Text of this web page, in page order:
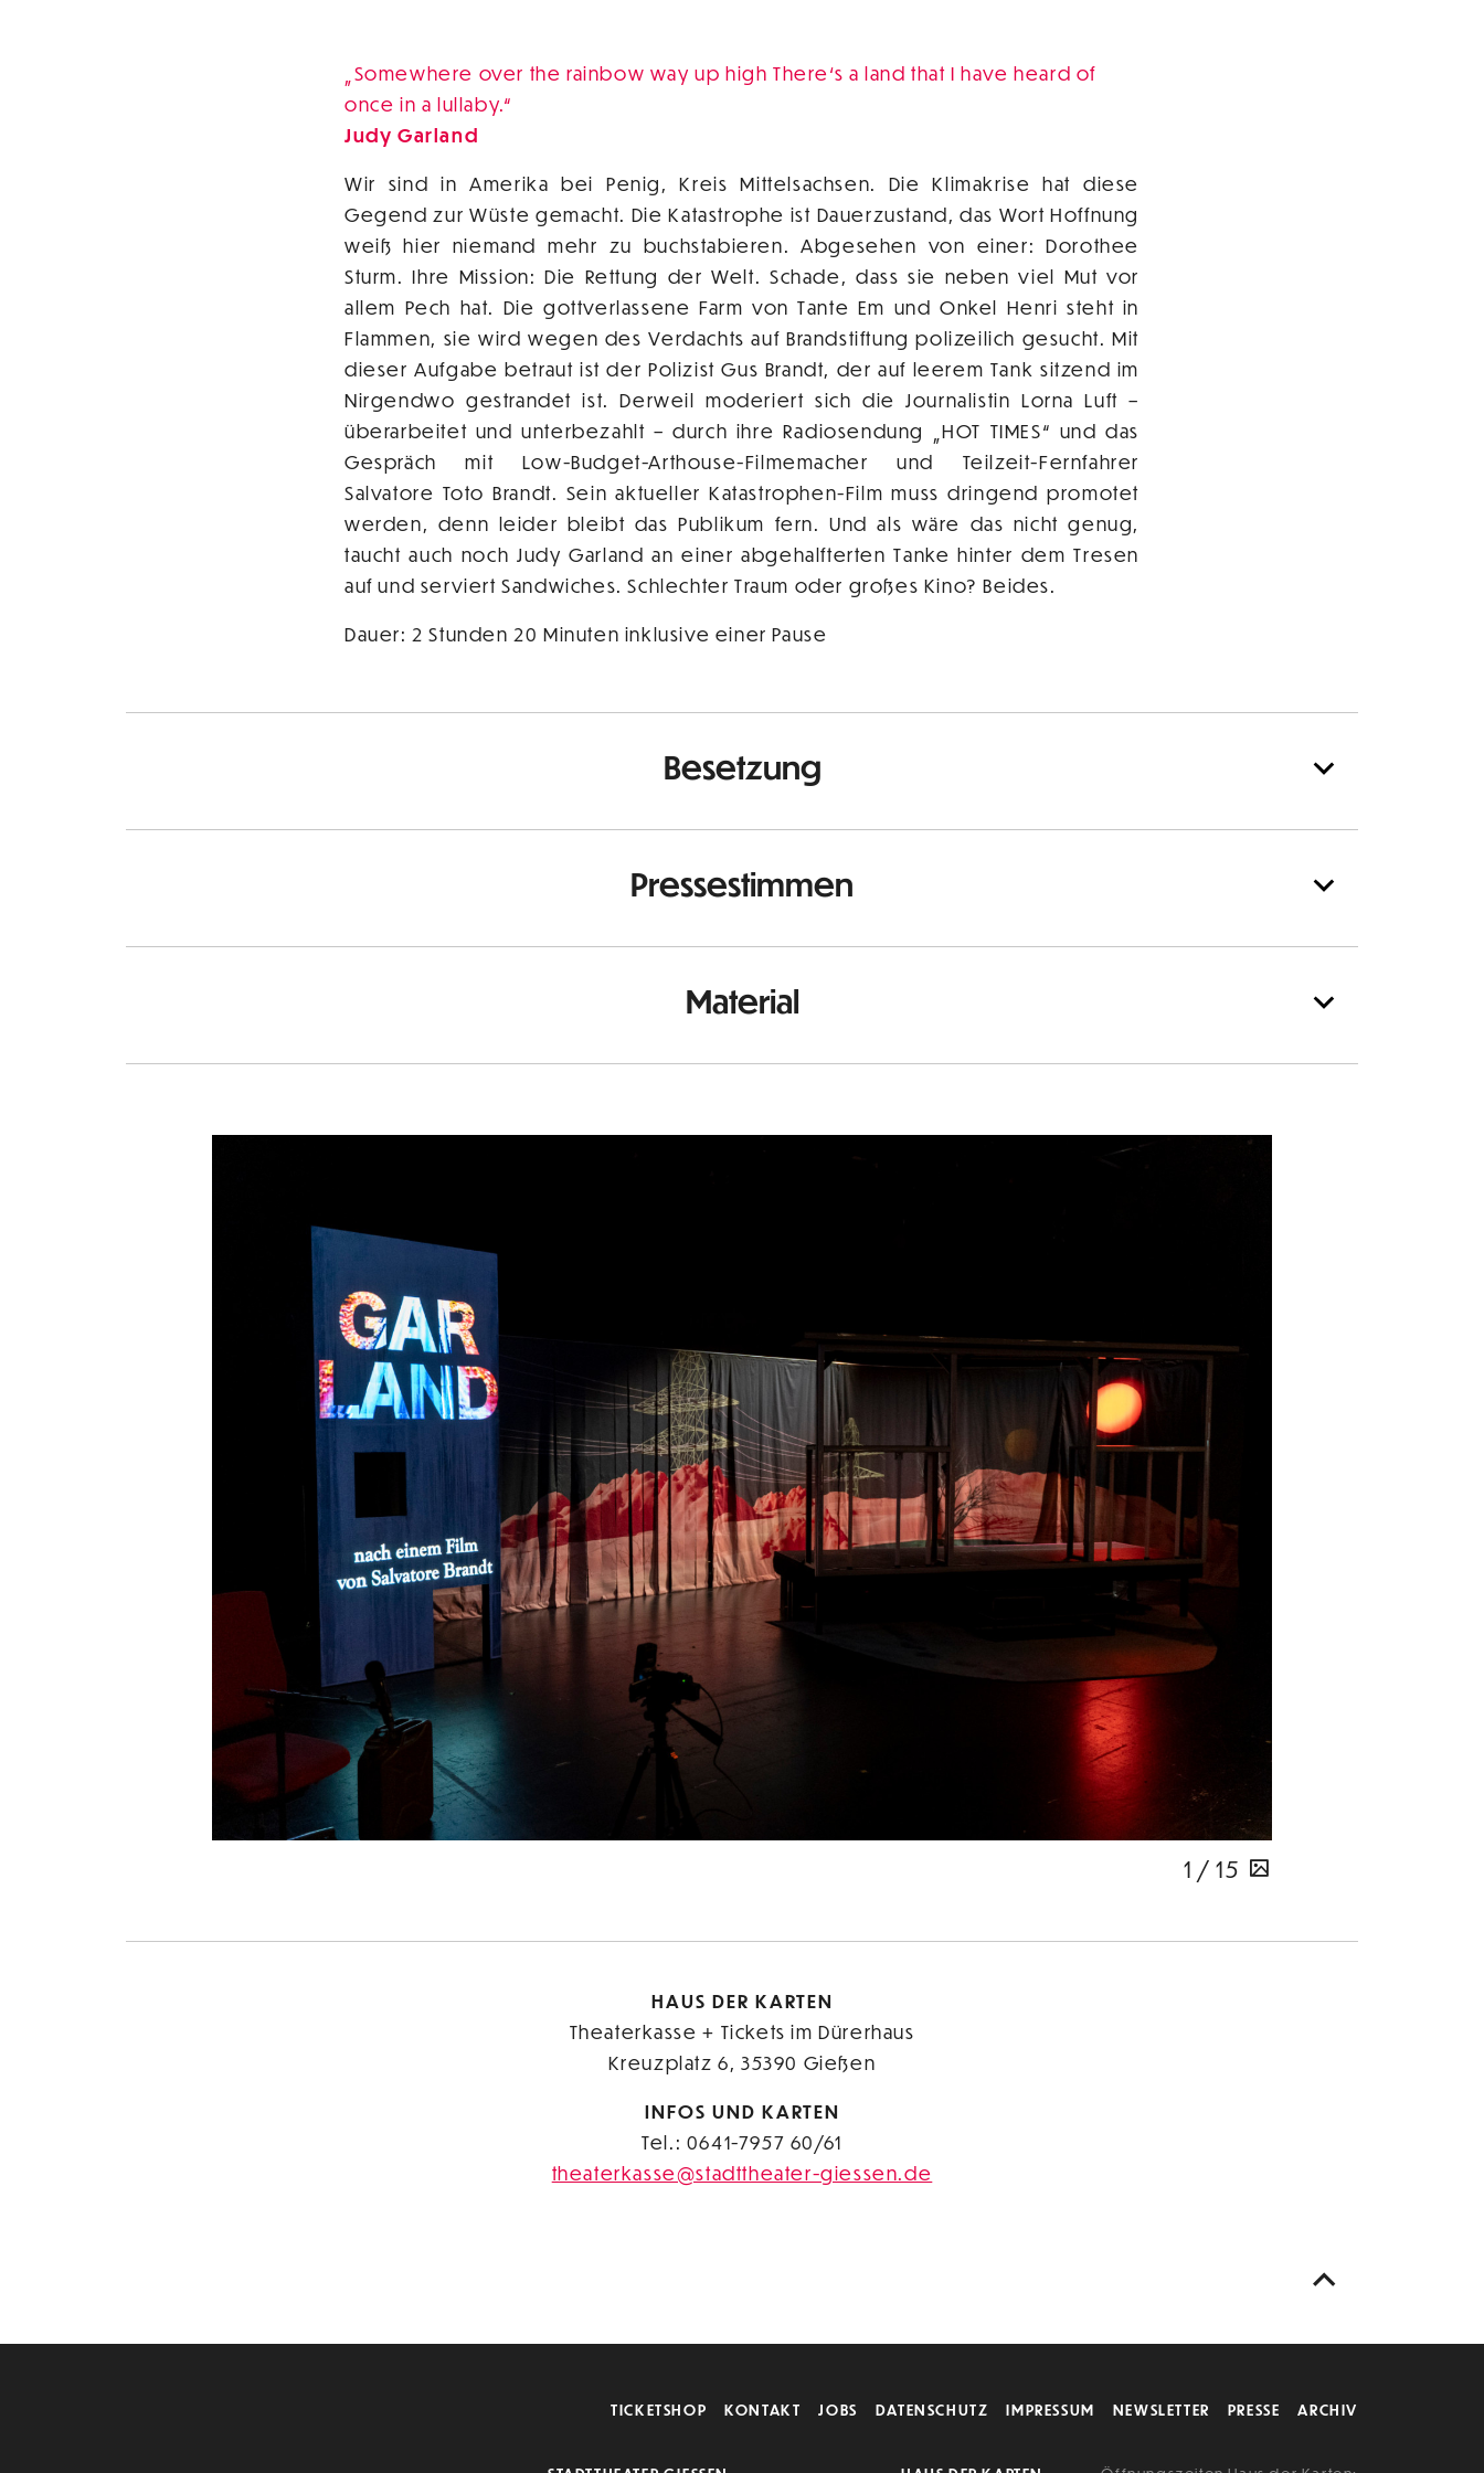
Somewhere over the rainbow way up high There‘s a land that I have heard of
once in a lullaby.
Judy Garland
Wir sind in Amerika bei Penig, Kreis Mittelsachsen. Die Klimakrise hat diese
Gegend zur Wüste gemacht. Die Katastrophe ist Dauerzustand, das Wort Hoffnung
weiß hier niemand mehr zu buchstabieren. Abgesehen von einer: Dorothee
Sturm. Ihre Mission: Die Rettung der Welt. Schade, dass sie neben viel Mut vor
allem Pech hat. Die gottverlassene Farm von Tante Em und Onkel Henri steht in
Flammen, sie wird wegen des Verdachts auf Brandstiftung polizeilich gesucht. Mit
dieser Aufgabe betraut ist der Polizist Gus Brandt, der auf leerem Tank sitzend im
Nirgendwo gestrandet ist. Derweil moderiert sich die Journalistin Lorna Luft –
überarbeitet und unterbezahlt – durch ihre Radiosendung „HOT TIMES“ und das
Gespräch mit Low-Budget-Arthouse-Filmemacher und Teilzeit-Fernfahrer
Salvatore Toto Brandt. Sein aktueller Katastrophen-Film muss dringend promotet
werden, denn leider bleibt das Publikum fern. Und als wäre das nicht genug,
taucht auch noch Judy Garland an einer abgehalfterten Tanke hinter dem Tresen
auf und serviert Sandwiches. Schlechter Traum oder großes Kino? Beides.
Dauer: 2 Stunden 20 Minuten inklusive einer Pause
Besetzung
Pressestimmen
Material
1 / 15
HAUS DER KARTEN
Theaterkasse + Tickets im Dürerhaus
Kreuzplatz 6, 35390 Gießen
INFOS UND KARTEN
Tel.: 0641-7957 60/61
theaterkasse@stadttheater-giessen.de
TICKETSHOP KONTAKT JOBS DATENSCHUTZ IMPRESSUM NEWSLETTER PRESSE ARCHIV